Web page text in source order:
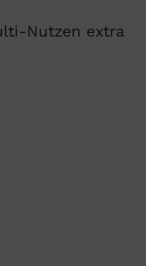
Nutzen extra